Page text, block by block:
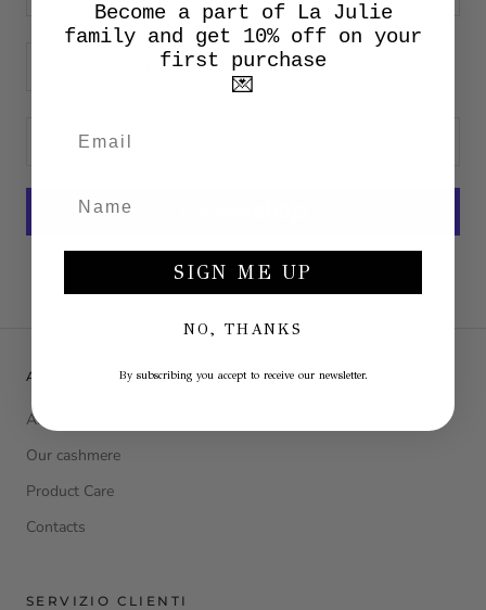
More payment options
ABOUT LA JULIE
About Us
Our cashmere
Product Care
Contacts
SERVIZIO CLIENTI
Become a part of La Julie
family and get 10% off on your
first purchase
💌
SIGN ME UP
NO, THANKS
By subscribing you accept to receive our newsletter.